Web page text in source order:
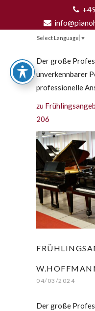
Select Language ▼
Der große
unverkennbarer
professionelle
zu
206
04/03/2024
Der große